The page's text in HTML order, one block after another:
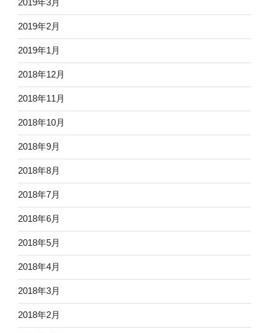
2019年3月
2019年2月
2019年1月
2018年12月
2018年11月
2018年10月
2018年9月
2018年8月
2018年7月
2018年6月
2018年5月
2018年4月
2018年3月
2018年2月